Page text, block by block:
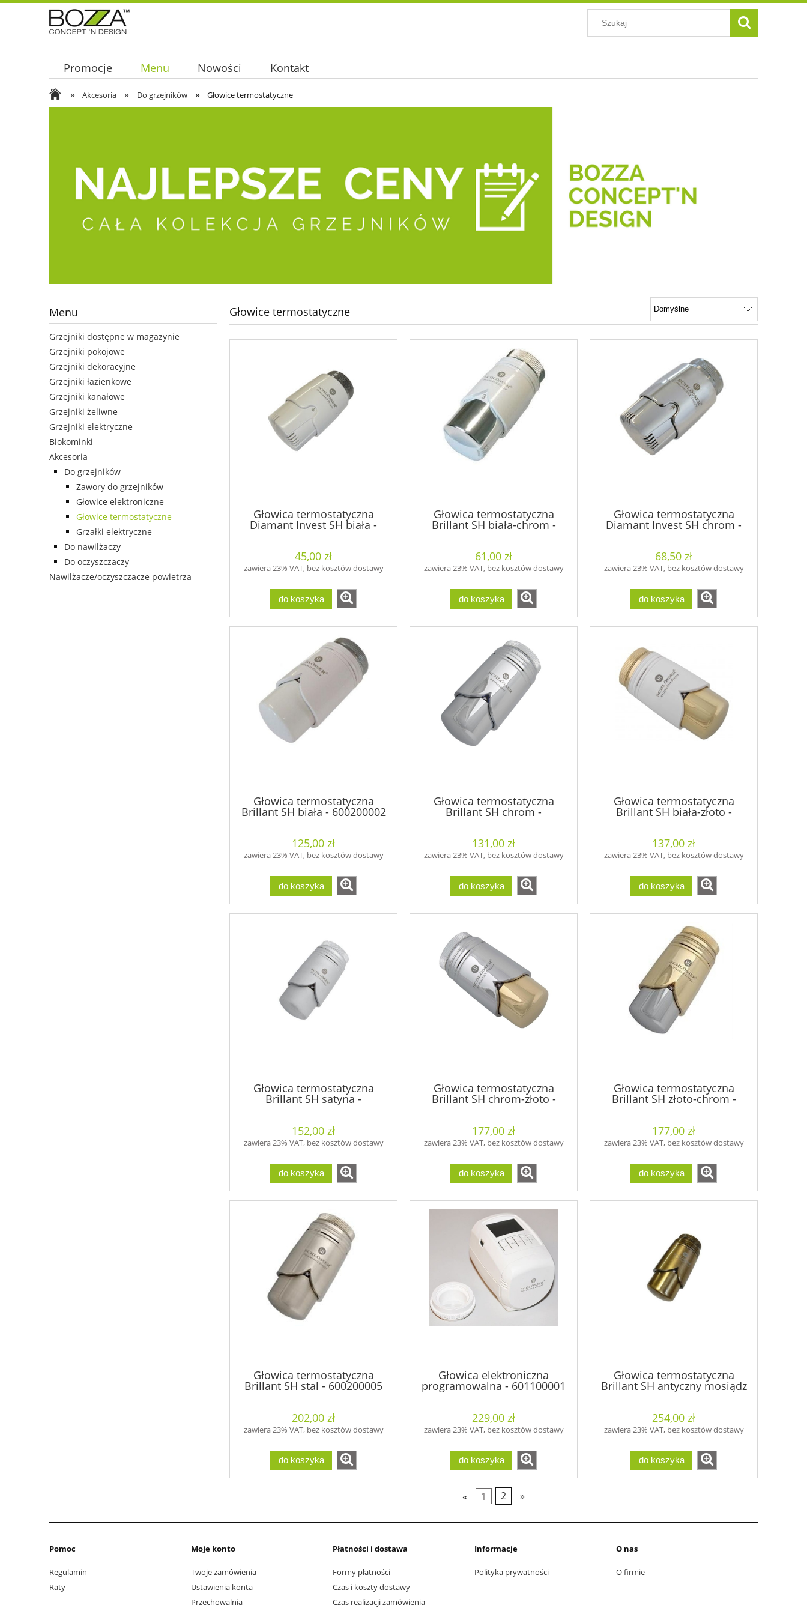
Promocje Menu Nowości Kontakt
» Akcesoria » Do grzejników » Głowice termostatyczne
Menu
Grzejniki dostępne w magazynie
Grzejniki pokojowe
Grzejniki dekoracyjne
Grzejniki łazienkowe
Grzejniki kanałowe
Grzejniki żeliwne
Grzejniki elektryczne
Biokominki
Akcesoria
Do grzejników
Zawory do grzejników
Głowice elektroniczne
Głowice termostatyczne
Grzałki elektryczne
Do nawilżaczy
Do oczyszczaczy
Nawilżacze/oczyszczacze powietrza
Głowice termostatyczne
Głowica termostatyczna
Diamant Invest SH biała -
45,00 zł
zawiera 23% VAT, bez kosztów dostawy
do koszyka
Głowica termostatyczna
Brillant SH biała-chrom -
61,00 zł
zawiera 23% VAT, bez kosztów dostawy
do koszyka
Głowica termostatyczna
Diamant Invest SH chrom -
68,50 zł
zawiera 23% VAT, bez kosztów dostawy
do koszyka
Głowica termostatyczna
Brillant SH biała - 600200002
125,00 zł
zawiera 23% VAT, bez kosztów dostawy
do koszyka
Głowica termostatyczna
Brillant SH chrom -
131,00 zł
zawiera 23% VAT, bez kosztów dostawy
do koszyka
Głowica termostatyczna
Brillant SH biała-złoto -
137,00 zł
zawiera 23% VAT, bez kosztów dostawy
do koszyka
Głowica termostatyczna
Brillant SH satyna -
600200004
152,00 zł
zawiera 23% VAT, bez kosztów dostawy
do koszyka
Głowica termostatyczna
Brillant SH chrom-złoto -
177,00 zł
zawiera 23% VAT, bez kosztów dostawy
do koszyka
Głowica termostatyczna
Brillant SH złoto-chrom -
177,00 zł
zawiera 23% VAT, bez kosztów dostawy
do koszyka
Głowica termostatyczna
Brillant SH stal - 600200005
202,00 zł
zawiera 23% VAT, bez kosztów dostawy
do koszyka
Głowica elektroniczna
programowalna - 601100001
229,00 zł
zawiera 23% VAT, bez kosztów dostawy
do koszyka
Głowica termostatyczna
Brillant SH antyczny mosiądz
- 600200013
254,00 zł
zawiera 23% VAT, bez kosztów dostawy
do koszyka
« 1 2 »
Pomoc
Regulamin
Raty
Moje konto
Twoje zamówienia
Ustawienia konta
Przechowalnia
Płatności i dostawa
Formy płatności
Czas i koszty dostawy
Czas realizacji zamówienia
Informacje
Polityka prywatności
O nas
O firmie